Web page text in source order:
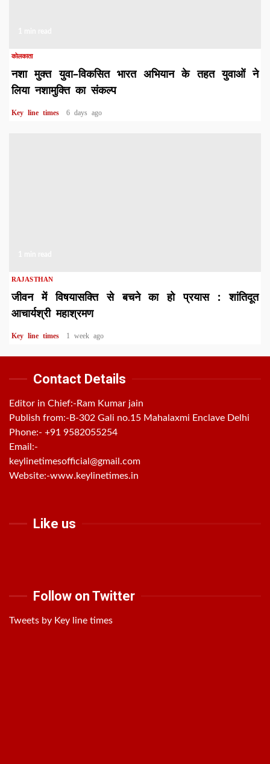
कोलकाता
नशा मुक्त युवा–विकसित भारत अभियान के तहत युवाओं ने
लिया नशामुक्ति का संकल्प
Key line times 6 days ago
RAJASTHAN
जीवन में विषयासक्ति से बचने का हो प्रयास : शांतिदूत
आचार्यश्री महाश्रमण
Key line times 1 week ago
Contact Details
Editor in Chief:-Ram Kumar jain
Publish from:- B-302 Gali no.15 Mahalaxmi Enclave Delhi
Phone:- +91 9582055254
Email:-
keylinetimesofficial@gmail.com
Website:-www.keylinetimes.in
Like us
Follow on Twitter
Tweets by Key line times